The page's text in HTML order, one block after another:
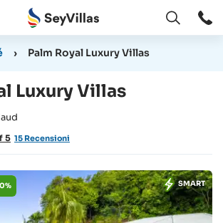
Aperto
› Palm Royal Luxury Villas
Luxury Villas
5 15 Recensioni
SMART